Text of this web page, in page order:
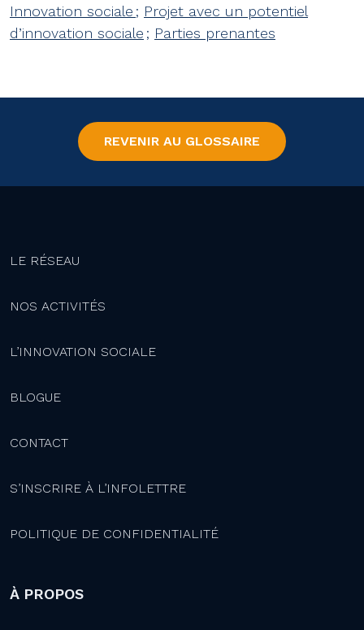
Innovation sociale ; Projet avec un potentiel
d’innovation sociale ; Parties prenantes
REVENIR AU GLOSSAIRE
LE RÉSEAU
NOS ACTIVITÉS
L’INNOVATION SOCIALE
BLOGUE
CONTACT
S’INSCRIRE À L’INFOLETTRE
POLITIQUE DE CONFIDENTIALITÉ
À PROPOS